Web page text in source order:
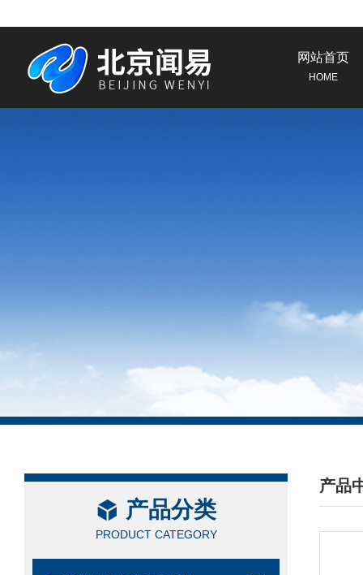
网站首页
HOME
产品分类
PRODUCT CATEGORY
产品
/